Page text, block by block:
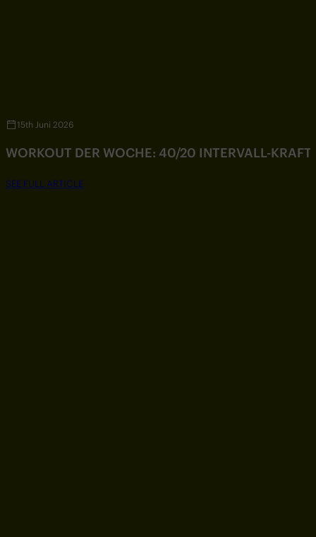
15th Juni 2026
WORKOUT DER WOCHE: 40/20 INTERVALL-
SEE FULL ARTICLE